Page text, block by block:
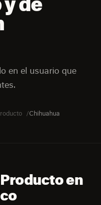
en el usuario que
Chihuahua
en